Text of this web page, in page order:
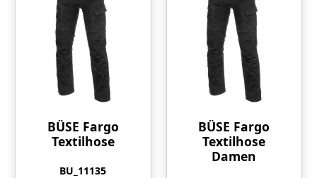
BÜSE Fargo
Textilhose
BU_11135
BÜSE Fargo
Textilhose
Damen